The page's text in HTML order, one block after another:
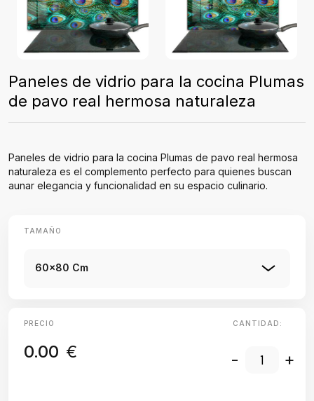
Paneles de vidrio para la cocina Plumas
de pavo real hermosa naturaleza
Paneles de vidrio para la cocina Plumas de pavo real hermosa
naturaleza es el complemento perfecto para quienes buscan
aunar elegancia y funcionalidad en su espacio culinario.
TAMAÑO
60x80 Cm
PRECIO
0.00 €
CANTIDAD:
- +